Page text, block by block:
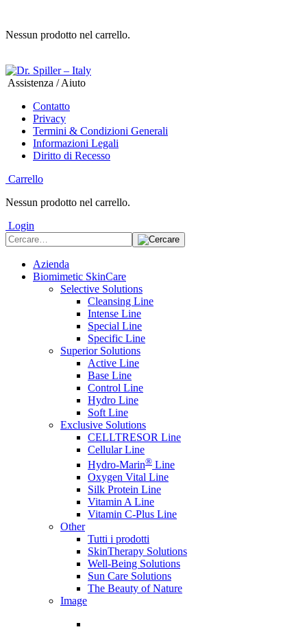
Nessun prodotto nel carrello.
Assistenza / Aiuto
Contatto
Privacy
Termini & Condizioni Generali
Informazioni Legali
Diritto di Recesso
Carrello
Nessun prodotto nel carrello.
Login
Azienda
Biomimetic SkinCare
Selective Solutions
Cleansing Line
Intense Line
Special Line
Specific Line
Superior Solutions
Active Line
Base Line
Control Line
Hydro Line
Soft Line
Exclusive Solutions
CELLTRESOR Line
Cellular Line
Hydro-Marin® Line
Oxygen Vital Line
Silk Protein Line
Vitamin A Line
Vitamin C-Plus Line
Other
Tutti i prodotti
SkinTherapy Solutions
Well-Being Solutions
Sun Care Solutions
The Beauty of Nature
Image